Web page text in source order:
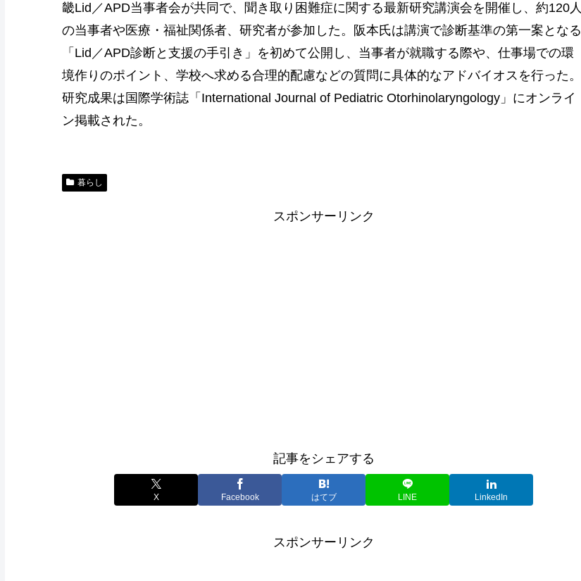
畿Lid／APD当事者会が共同で、聞き取り困難症に関する最新研究講演会を開催し、約120人
の当事者や医療・福祉関係者、研究者が参加した。阪本氏は講演で診断基準の第一案となる
「Lid／APD診断と支援の手引き」を初めて公開し、当事者が就職する際や、仕事場での環
境作りのポイント、学校へ求める合理的配慮などの質問に具体的なアドバイオスを行った。
研究成果は国際学術誌「International Journal of Pediatric Otorhinolaryngology」にオンライ
ン掲載された。
暮らし
スポンサーリンク
記事をシェアする
X Facebook はてブ LINE LinkedIn
スポンサーリンク